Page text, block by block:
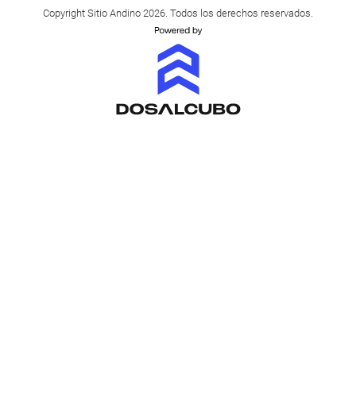
Copyright Sitio Andino 2026. Todos los derechos reservados.